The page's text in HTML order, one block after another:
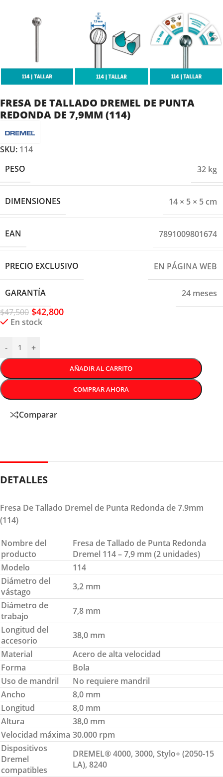
FRESA DE TALLADO DREMEL DE PUNTA
REDONDA DE 7,9MM (114)
SKU: 114
PESO
32 kg
DIMENSIONES 14 × 5 × 5 cm
EAN 7891009801674
PRECIO EXCLUSIVO EN PÁGINA WEB
GARANTÍA
24 meses
$47,500 $42,800
En stock
- +
AÑADIR AL CARRITO
COMPRAR AHORA
Comparar
DETALLES
Fresa De Tallado Dremel de Punta Redonda de 7.9mm
(114)
Nombre del
producto
Fresa de Tallado de Punta Redonda
Dremel 114 – 7,9 mm (2 unidades)
Modelo
114
Diámetro del
vástago
3,2 mm
Diámetro de
trabajo
7,8 mm
Longitud del
accesorio
38,0 mm
Material
Acero de alta velocidad
Forma
Bola
Uso de mandril
No requiere mandril
Ancho
8,0 mm
Longitud
8,0 mm
Altura
38,0 mm
Velocidad máxima 30.000 rpm
Dispositivos
Dremel
compatibles
DREMEL® 4000, 3000, Stylo+ (2050-15
LA), 8240